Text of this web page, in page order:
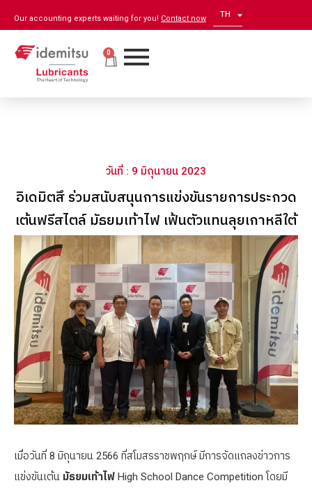
Our accounting experts waiting for you! Contact now TH
EN
0
วันที่ : 9 มิถุนายน 2023
อิเดมิตสึ ร่วมสนับสนุนการแข่งขันรายการประกวด
เต้นฟรีสไตล์ มัธยมเท้าไฟ เฟ้นตัวแทนลุยเกาหลีใต้
เมื่อวันที่ 8 มิถุนายน 2566 ที่สโมสรราชพฤกษ์ มีการจัดแถลงข่าวการ
แข่งขันเต้น มัธยมเท้าไฟ High School Dance Competition โดยมี